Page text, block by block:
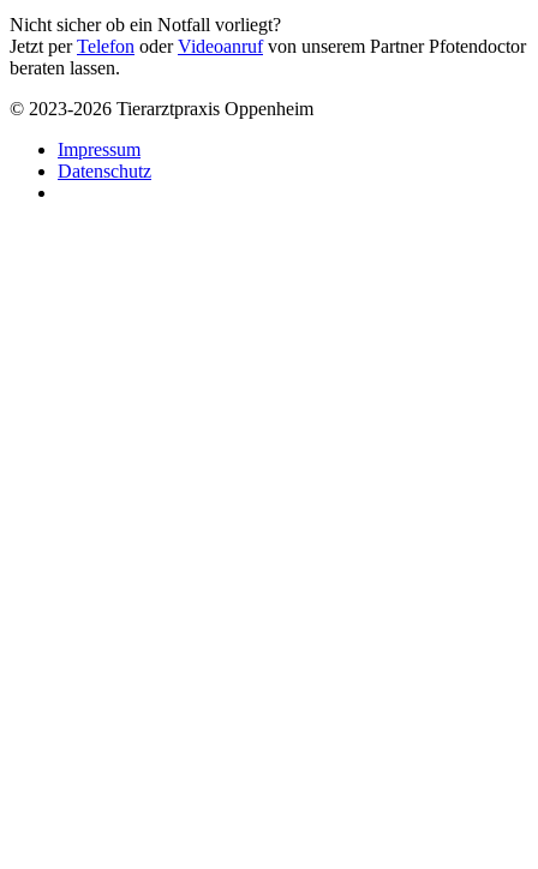
Nicht sicher ob ein Notfall vorliegt?
Jetzt perTelefon oderVideoanrufvon unserem Partner Pfotendoctor
beraten lassen.
© 2023-2026 Tierarztpraxis Oppenheim
Impressum
Datenschutz